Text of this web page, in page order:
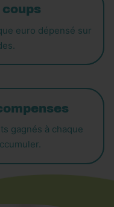
euro dépensé sur
gagnés à chaque